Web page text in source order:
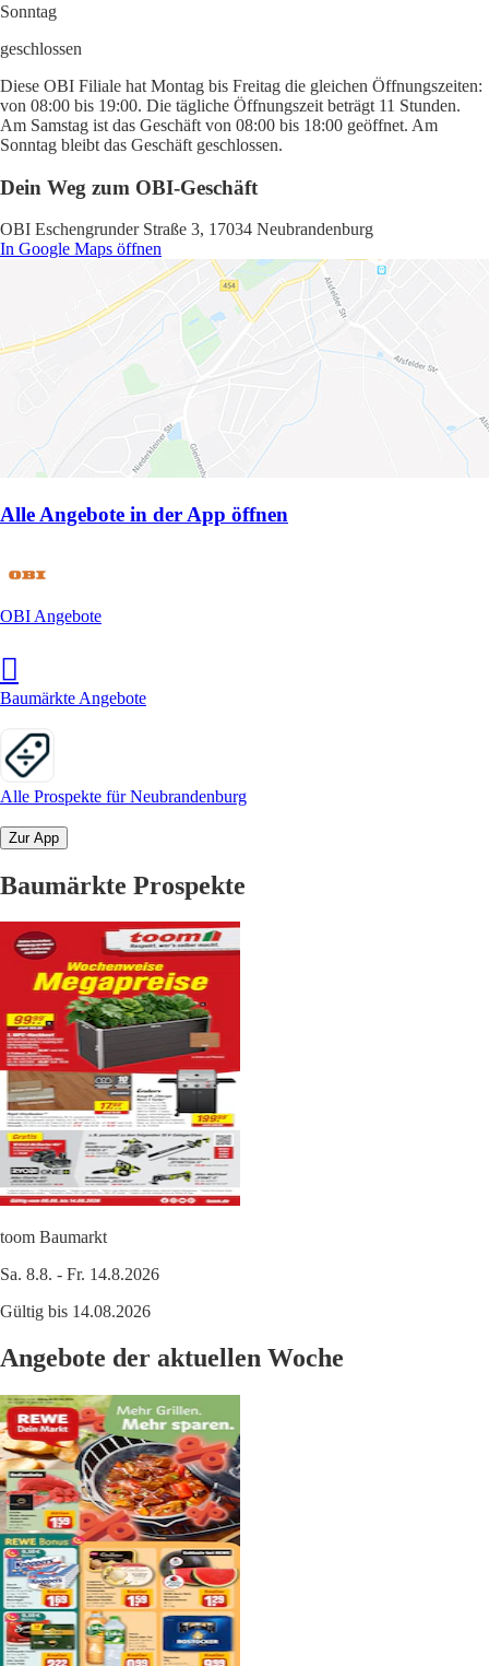
Sonntag
geschlossen
Diese OBI Filiale hat Montag bis Freitag die gleichen Öffnungszeiten:
von 08:00 bis 19:00. Die tägliche Öffnungszeit beträgt 11 Stunden.
Am Samstag ist das Geschäft von 08:00 bis 18:00 geöffnet. Am
Sonntag bleibt das Geschäft geschlossen.
Dein Weg zum OBI-Geschäft
OBI Eschengrunder Straße 3, 17034 Neubrandenburg
In Google Maps öffnen
Alle Angebote in der App öffnen
OBI Angebote
Baumärkte Angebote
Alle Prospekte für Neubrandenburg
Zur App
Baumärkte Prospekte
toom Baumarkt
Sa. 8.8. - Fr. 14.8.2026
Gültig bis 14.08.2026
Angebote der aktuellen Woche